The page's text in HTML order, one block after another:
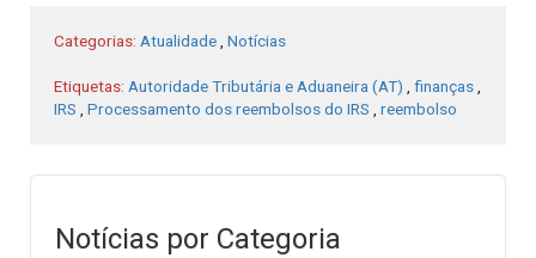
Categorias: Atualidade Notícias
Etiquetas: Autoridade Tributária e Aduaneira (AT) finanças
IRS
Processamento dos reembolsos do IRS reembolso
Notícias por Categoria